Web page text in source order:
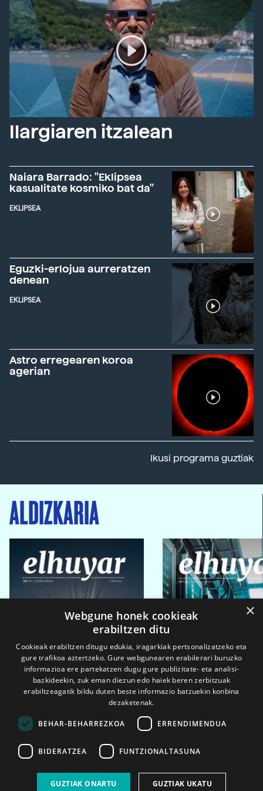
Ilargiaren itzalean
Naiara Barrado: "Eklipsea
kasualitate kosmiko bat da"
EKLIPSEA
Eguzki-erlojua aurreratzen
denean
EKLIPSEA
Astro erregearen koroa
agerian
Ikusi programa guztiak
ALDIZKARIA
2026ko eka. 1a 2026ko mar. 1a
×
Webgune honek cookieak
erabiltzen ditu
Cookieak erabiltzen ditugu edukia, iragarkiak pertsonalizatzeko eta
gure trafikoa aztertzeko. Gure webgunearen erabilerari buruzko
informazioa ere partekatzen dugu gure publizitate- eta analisi-
bazkideekin, zuk eman diezun edo haiek beren zerbitzuak
erabiltzeagatik bildu duten beste informazio batzuekin konbina
dezaketenak.
BEHAR-BEHARREZKOA ERRENDIMENDUA
BIDERATZEA FUNTZIONALTASUNA
GUZTIAK ONARTU GUZTIAK UKATU